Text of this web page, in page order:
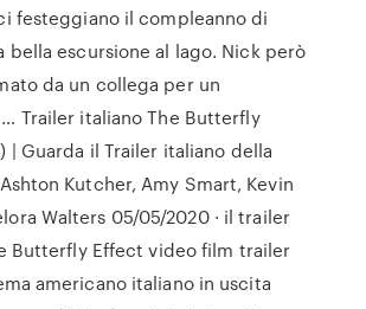
festeggiano il compleanno di
bella escursione al lago. Nick però
da un collega per un
Trailer italiano The Butterfly
| Guarda il Trailer italiano della
Kutcher, Amy Smart, Kevin
Walters 05/05/2020 · il trailer
Butterfly Effect video film trailer
americano italiano in uscita